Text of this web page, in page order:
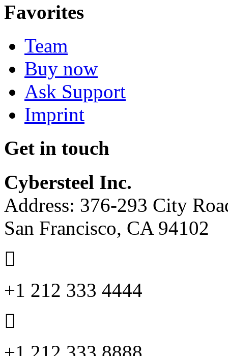
Favorites
Team
Buy now
Ask Support
Imprint
Get in touch
Cybersteel Inc.
Address: 376-293 City
San Francisco, CA 94102
+1 212 333 4444